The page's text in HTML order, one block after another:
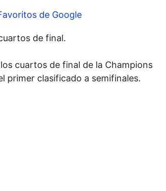
de Google
de final.
cuartos de final de la Champions
primer clasificado a semifinales.